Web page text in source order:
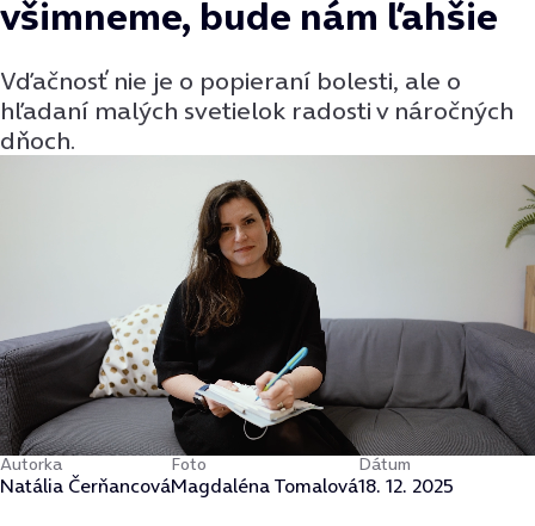
všimneme, bude nám ľahšie
Vďačnosť nie je o popieraní bolesti, ale o
hľadaní malých svetielok radosti v náročných
dňoch.
Autorka
Natália Čerňancová
Foto
Magdaléna Tomalová
Dátum
18. 12. 2025